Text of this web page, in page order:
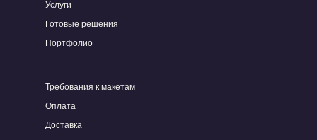
Требования к макетам
Оплата
Доставка
Услуги
Готовые решения
Портфолио